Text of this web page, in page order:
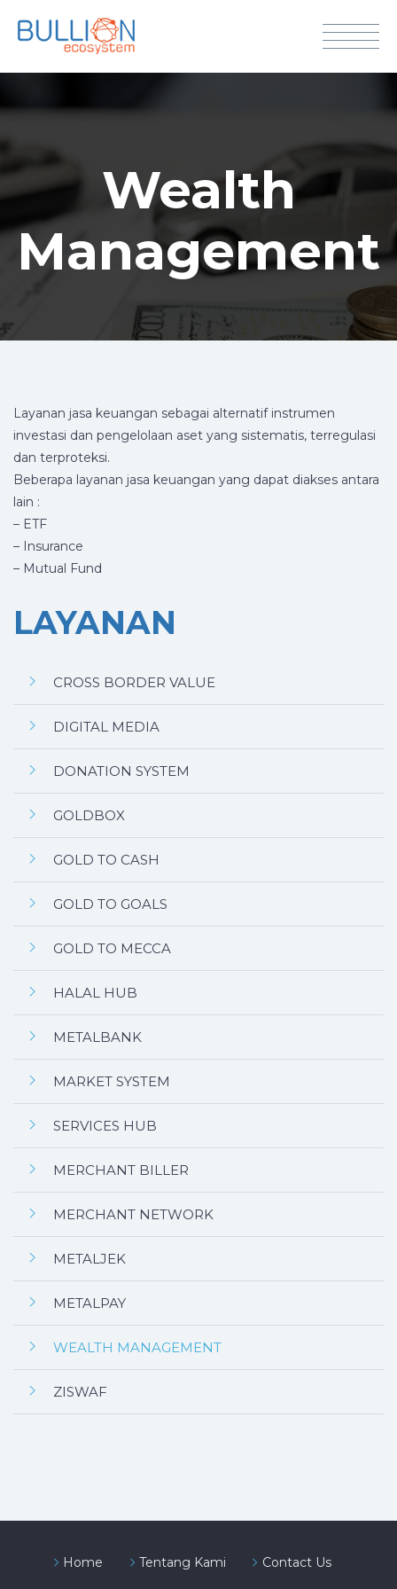
Wealth
Management
Layanan jasa keuangan sebagai alternatif instrumen
investasi dan pengelolaan aset yang sistematis, terregulasi
dan terproteksi.
Beberapa layanan jasa keuangan yang dapat diakses antara
lain :
– ETF
– Insurance
– Mutual Fund
LAYANAN
CROSS BORDER VALUE
DIGITAL MEDIA
DONATION SYSTEM
GOLDBOX
GOLD TO CASH
GOLD TO GOALS
GOLD TO MECCA
HALAL HUB
METALBANK
MARKET SYSTEM
SERVICES HUB
MERCHANT BILLER
MERCHANT NETWORK
METALJEK
METALPAY
WEALTH MANAGEMENT
ZISWAF
Home Tentang Kami Contact Us